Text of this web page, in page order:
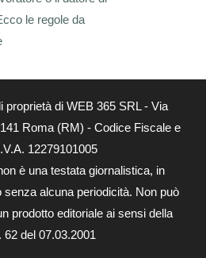
le regole da
proprietà di WEB 365 SRL - Via
Roma (RM) - Codice Fiscale e
12279101005
è una testata giornalistica, in
senza alcuna periodicità. Non può
prodotto editoriale ai sensi della
62 del 07.03.2001